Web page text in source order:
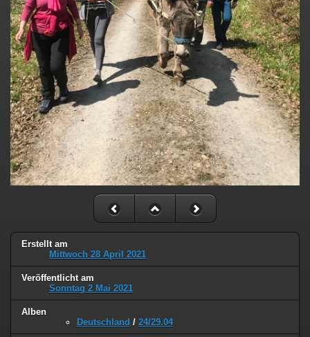
Erstellt am
Mittwoch 28 April 2021
Veröffentlicht am
Sonntag 2 Mai 2021
Alben
Deutschland / 24/29.04